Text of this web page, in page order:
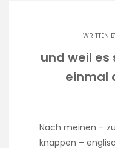
WRITTEN
und weil es
einmal
Nach meinen –
knappen –